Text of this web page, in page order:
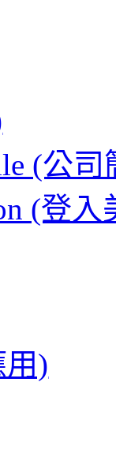
(公司
(登入
用)